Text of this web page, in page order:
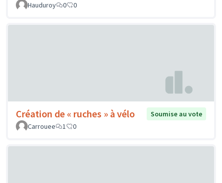
Hauduroy
0 0
Création de « ruches » à vélo
Soumise au vote
Carrouee
1 0